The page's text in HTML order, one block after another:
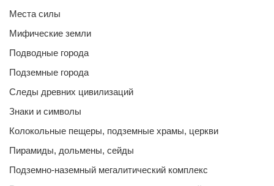
Места силы
Мифические земли
Подводные города
Подземные города
Следы древних цивилизаций
Знаки и символы
Колокольные пещеры, подземные храмы, церкви
Пирамиды, дольмены, сейды
Подземно-наземный мегалитический комплекс